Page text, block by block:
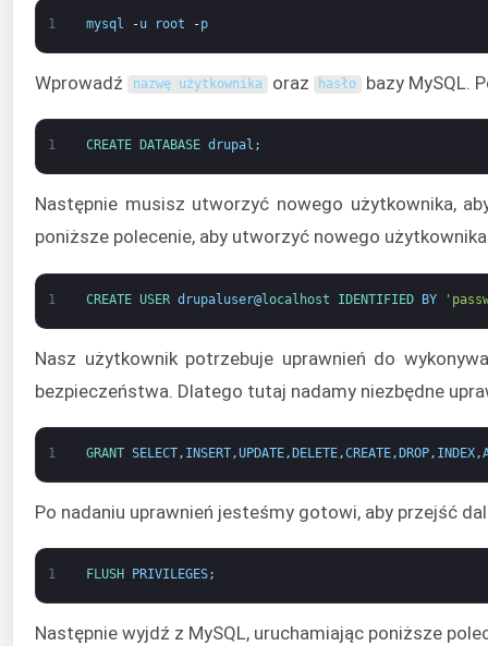
1 mysql -u root -p
Wprowadź nazwę użytkownika oraz hasło bazy MySQL.
1 CREATE DATABASE drupal ;
Następnie musisz utworzyć nowego użytkownika,
poniższe polecenie, aby utworzyć nowego
1 CREATE USER drupaluser@localhost IDENTIFIED BY
Nasz użytkownik potrzebuje uprawnień do
bezpieczeństwa. Dlatego tutaj nadamy niezbędne
1 GRANT SELECT, INSERT,UPDATE, DELETE,CREATE, DROP, INDEX,
Po nadaniu uprawnień jesteśmy gotowi, aby przejść
1 FLUSH PRIVILEGES;
Następnie wyjdź z MySQL, uruchamiając poniższe